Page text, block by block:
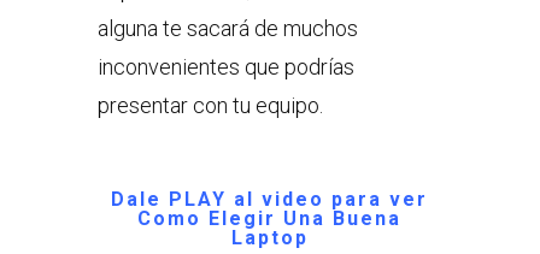
alguna te sacará de muchos
inconvenientes que podrías
presentar con tu equipo.
Dale PLAY al video para ver
Como Elegir Una Buena
Laptop